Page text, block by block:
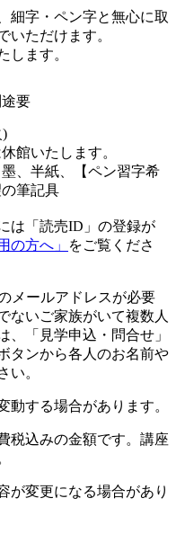
細字・ペン字と無心に取
いただけます。
します。
要
)
館いたします。
、半紙、【ペン習字希
筆記具
は「読売ID」の登録が
の方へ」
をご覧くださ
メールアドレスが必要
ないご家族がいて複数人
、「見学申込・問合せ」
タンから各人のお名前や
い。
する場合があります。
税込みの金額です。講座
が変更になる場合があり